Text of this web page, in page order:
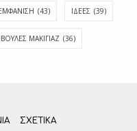
(43) ΙΔΈΕΣ (39)
ΜΑΚΙΓΙΆΖ (36)
ΣΧΕΤΙΚΆ